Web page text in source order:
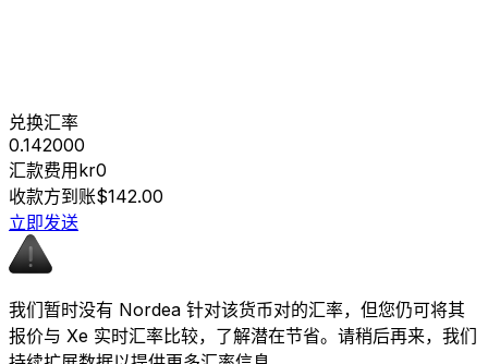
兑换汇率
0.142000
汇款费用kr0
收款方到账$142.00
立即发送
我们暂时没有 Nordea 针对该货币对的汇率，但您仍可将其
报价与 Xe 实时汇率比较，了解潜在节省。请稍后再来，我们